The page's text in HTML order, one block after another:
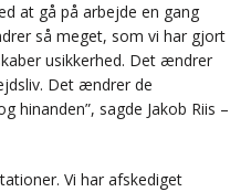
at gå på arbejde en gang
så meget, som vi har gjort
usikkerhed. Det ændrer
Det ændrer de
hinanden”, sagde Jakob Riis –
Vi har afskediget